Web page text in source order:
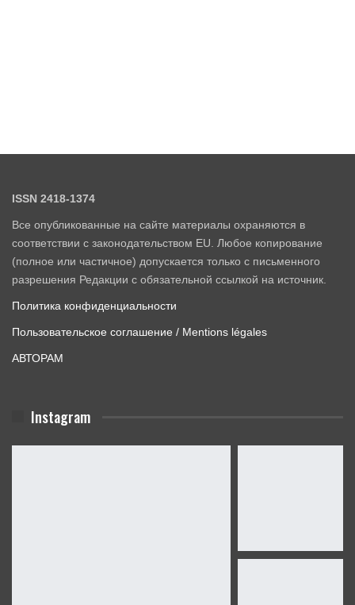
ISSN 2418-1374
Все опубликованные на сайте материалы охраняются в
соответствии с законодательством EU. Любое копирование
(полное или частичное) допускается только с письменного
разрешения Редакции с обязательной ссылкой на источник.
Политика конфиденциальности
Пользовательское соглашение / Mentions légales
АВТОРАМ
Instagram